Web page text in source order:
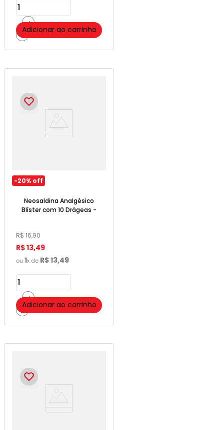
＋
－Adicionar ao carrinho
-20% off
Neosaldina Analgésico
Blíster com 10 Drágeas -
R$ 16,90
R$13,49
ou 1x de R$13,49
＋
－Adicionar ao carrinho